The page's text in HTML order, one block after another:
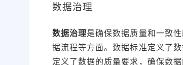
数据治理
数据治理是确保数据质量和一致
据流程等方面。数据标准定义了
定义了数据的质量要求，确保数